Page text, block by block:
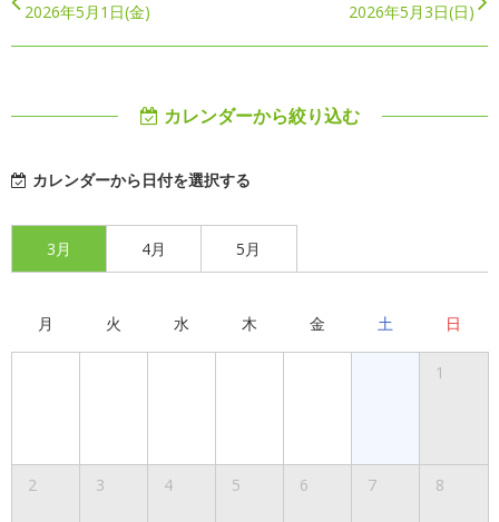
2026年5月1日(金) 2026年5月3日(日)
カレンダーから絞り込む
カレンダーから日付を選択する
3月 4月 5月
月 火 水 木 金 土 日
1
2 3 4 5 6 7 8